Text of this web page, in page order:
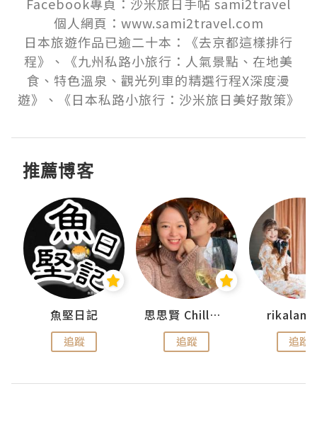
個人網頁：www.sami2travel.com
日本旅遊作品已逾二十本：《去京都這樣排行
程》、《九州私路小旅行：人氣景點、在地美
食、特色溫泉、觀光列車的精選行程X深度漫
遊》、《日本私路小旅行：沙米旅日美好散策》
推薦博客
魚堅日記
追蹤
思思賢 ChillMyBabe
追蹤 追蹤